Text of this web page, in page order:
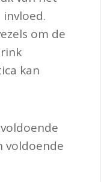
om de
kan
voldoende